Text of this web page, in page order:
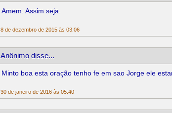
Amem. Assim seja.
8 de dezembro de 2015 às 03:06
Anônimo disse...
Minto boa esta oração tenho fe em sao Jorge ele
30 de janeiro de 2016 às 05:40